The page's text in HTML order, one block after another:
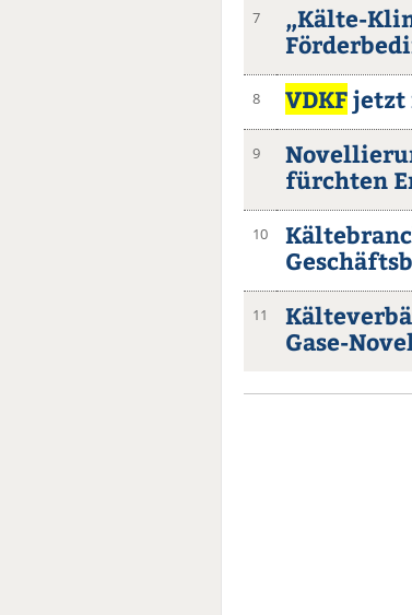
7
„Kälte-
8 VDKFjetzt
9
fürchten
10
11
Gase-